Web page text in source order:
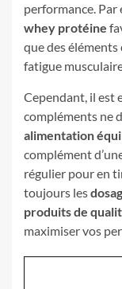
performance. Par
whey protéine
que des éléments
fatigue
Cependant, il est
compléments ne
alimentation
complément
régulier pour en
toujours les
produits de
maximiser vos